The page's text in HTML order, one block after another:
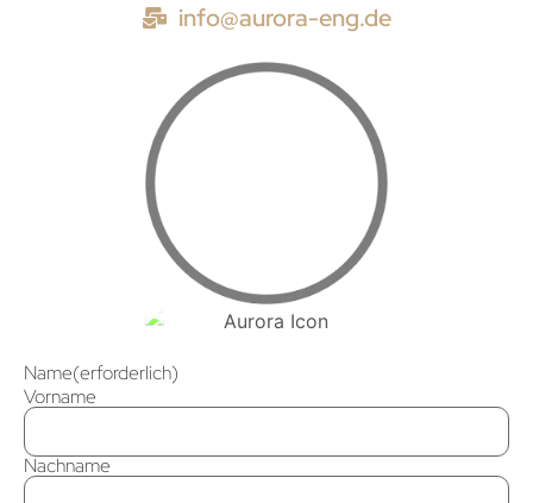
info@aurora-eng.de
Name(erforderlich)
Vorname
Nachname